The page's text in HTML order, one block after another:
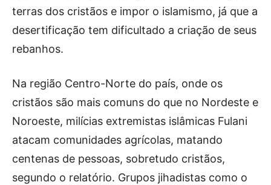
terras dos cristãos e impor o islamismo, já que a
desertificação tem dificultado a criação de seus
rebanhos.
Na região Centro-Norte do país, onde os
cristãos são mais comuns do que no Nordeste e
Noroeste, milícias extremistas islâmicas Fulani
atacam comunidades agrícolas, matando
centenas de pessoas, sobretudo cristãos,
segundo o relatório. Grupos jihadistas como o